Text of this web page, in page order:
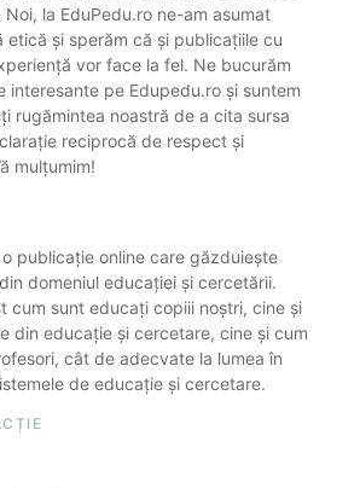
la EduPedu.ro ne-am asumat
etică și sperăm că și publicațiile cu
vor face la fel. Ne bucurăm
interesante pe Edupedu.ro și suntem
rugămintea noastră de a cita sursa
reciprocă de respect și
mulțumim!
publicație online care găzduiește
domeniul educației și cercetării.
cum sunt educați copiii noștri, cine și
din educație și cercetare, cine și cum
cât de adecvate la lumea în
de educație și cercetare.